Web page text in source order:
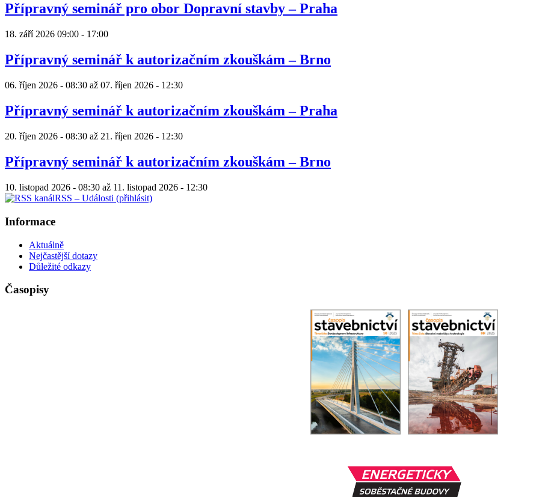
Přípravný seminář pro obor Dopravní stavby – Praha
18. září 2026 09:00 - 17:00
Přípravný seminář k autorizačním zkouškám – Brno
06. říjen 2026 - 08:30 až 07. říjen 2026 - 12:30
Přípravný seminář k autorizačním zkouškám – Praha
20. říjen 2026 - 08:30 až 21. říjen 2026 - 12:30
Přípravný seminář k autorizačním zkouškám – Brno
10. listopad 2026 - 08:30 až 11. listopad 2026 - 12:30
RSS – Události (přihlásit)
Informace
Aktuálně
Nejčastější dotazy
Důležité odkazy
Časopisy